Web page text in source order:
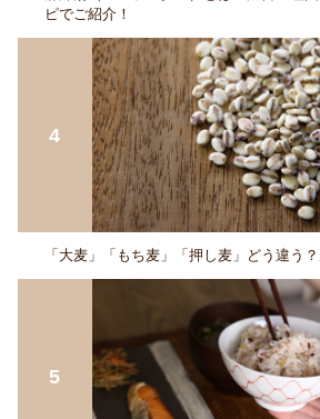
ピでご紹介！
「大麦」「もち麦」「押し麦」どう違う